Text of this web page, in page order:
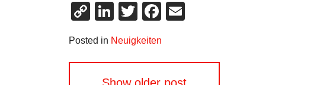
CopyLinkedIn
TwitterFacebook
Posted in Neuigkeiten
Beitragsnavigation